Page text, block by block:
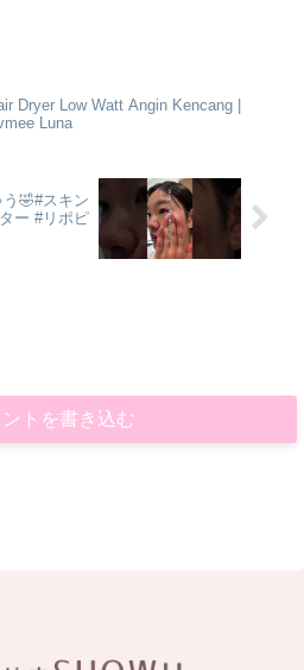
Dryer Low Watt Angin Kencang |
Luna
🤣#スキン
ー #リポピ
ントを書き込む